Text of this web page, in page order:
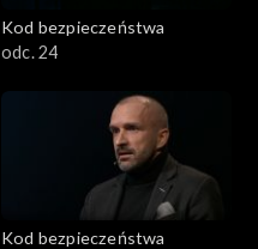
Kod bezpieczeństwa
odc. 24
Kod bezpieczeństwa